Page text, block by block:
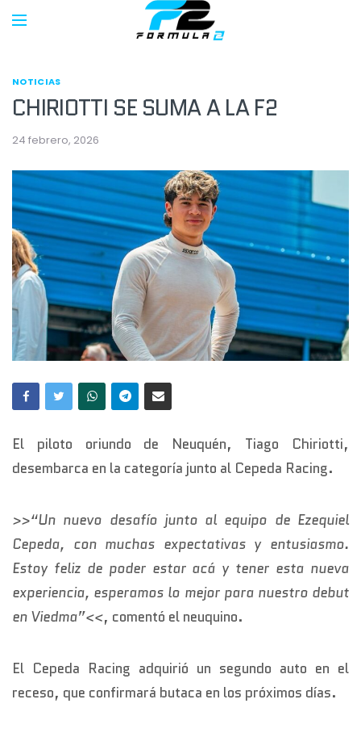
NOTICIAS
CHIRIOTTI SE SUMA A LA F2
24 febrero, 2026
El piloto oriundo de Neuquén, Tiago Chiriotti,
desembarca en la categoría junto al Cepeda Racing.
>>“Un nuevo desafío junto al equipo de Ezequiel
Cepeda, con muchas expectativas y entusiasmo.
Estoy feliz de poder estar acá y tener esta nueva
experiencia, esperamos lo mejor para nuestro debut
en Viedma”<<, comentó el neuquino.
El Cepeda Racing adquirió un segundo auto en el
receso, que confirmará butaca en los próximos días.